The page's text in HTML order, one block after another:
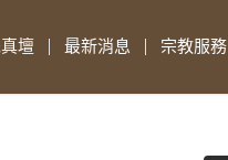
壇 最新消息 宗教服務